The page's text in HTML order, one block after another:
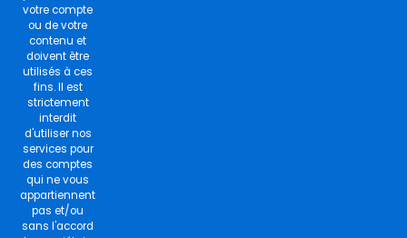
votre compte
ou de votre
contenu et
doivent être
utilisés à ces
fins. Il est
strictement
interdit
d'utiliser nos
services pour
des comptes
qui ne vous
appartiennent
pas et/ou
sans l'accord